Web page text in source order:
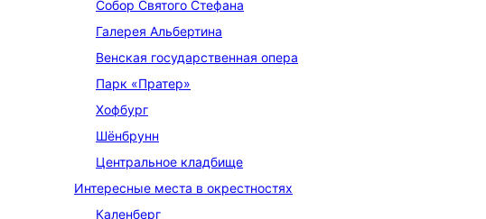
Собор Святого Стефана
Галерея Альбертина
Венская государственная опера
Парк «Пратер»
Хофбург
Шёнбрунн
Центральное кладбище
Интересные места в окрестностях
Каленберг